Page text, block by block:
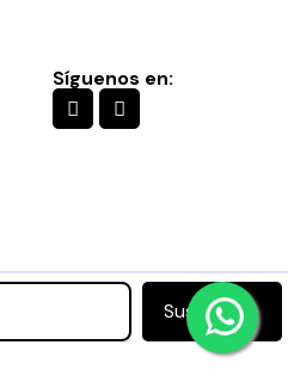
Engranajes Conectables
$11.490
Síguenos en:
Suscribirse